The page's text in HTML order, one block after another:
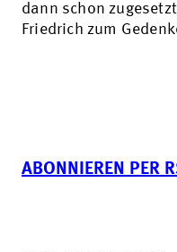
dann schon
Friedrich zum
ABONNIEREN PER